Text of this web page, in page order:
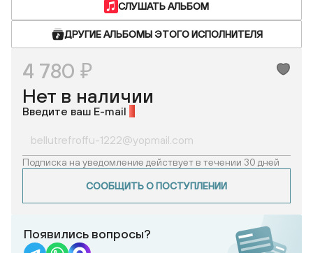
СЛУШАТЬ АЛЬБОМ
ДРУГИЕ АЛЬБОМЫ ЭТОГО ИСПОЛНИТЕЛЯ
4 780 ₽
Нет в наличии
Введите ваш E-mail
Подписка на уведомление действует в течении 30 дней
СООБЩИТЬ О ПОСТУПЛЕНИИ
Появились вопросы?